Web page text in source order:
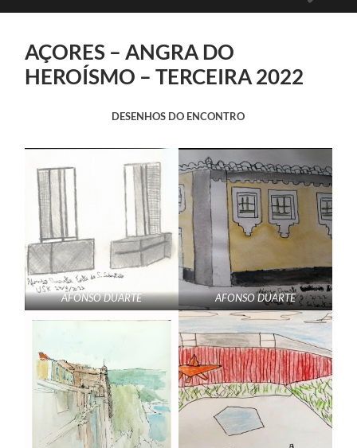
mobile
AÇORES – ANGRA DO
HEROÍSMO – TERCEIRA 2022
DESENHOS DO ENCONTRO
AFONSO DUARTE AFONSO DUARTE